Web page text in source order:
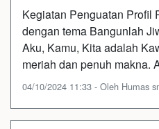
Kegiatan Penguatan Profil
dengan tema Bangunlah
Aku, Kamu, Kita adalah
meriah dan penuh makna.
04/10/2024 11:33 - Oleh Humas